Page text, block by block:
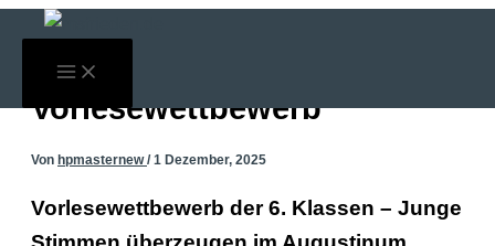
springen
Vorlesewettbewerb
Von hpmasternew/1 Dezember, 2025
Vorlesewettbewerb der 6. Klassen – Junge